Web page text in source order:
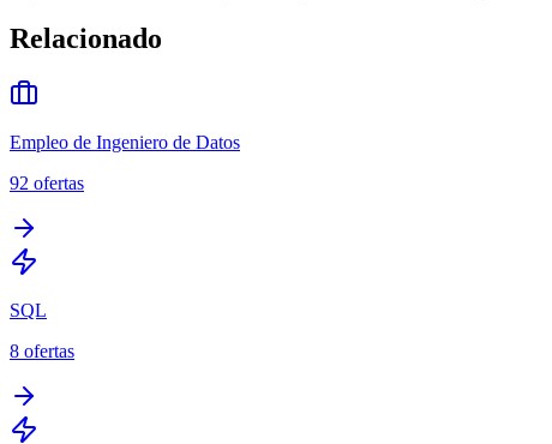
Relacionado
Empleo de Ingeniero de Datos
92 ofertas
SQL
8 ofertas